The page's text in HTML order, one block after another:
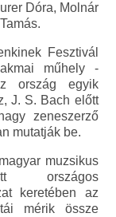
Dóra, Molnár
Fesztivál
műhely -
ország egyik
J. S. Bach előtt
zeneszerző
mutatják be.
muzsikus
országos
keretében az
mérik össze